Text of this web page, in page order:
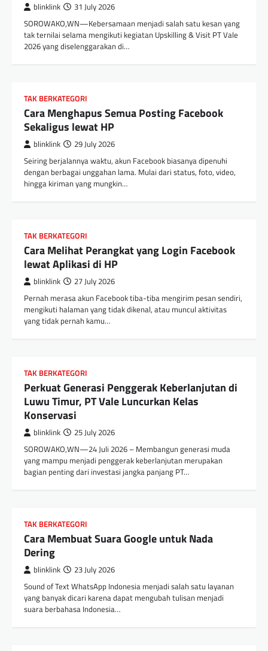
blinklink 31 July 2026
SOROWAKO,WN—Kebersamaan menjadi salah satu kesan yang
tak ternilai selama mengikuti kegiatan Upskilling & Visit PT Vale
2026 yang diselenggarakan di…
TAK BERKATEGORI
Cara Menghapus Semua Posting Facebook
Sekaligus lewat HP
blinklink 29 July 2026
Seiring berjalannya waktu, akun Facebook biasanya dipenuhi
dengan berbagai unggahan lama. Mulai dari status, foto, video,
hingga kiriman yang mungkin…
TAK BERKATEGORI
Cara Melihat Perangkat yang Login Facebook
lewat Aplikasi di HP
blinklink 27 July 2026
Pernah merasa akun Facebook tiba-tiba mengirim pesan sendiri,
mengikuti halaman yang tidak dikenal, atau muncul aktivitas
yang tidak pernah kamu…
TAK BERKATEGORI
Perkuat Generasi Penggerak Keberlanjutan di
Luwu Timur, PT Vale Luncurkan Kelas
Konservasi
blinklink 25 July 2026
SOROWAKO,WN—24 Juli 2026 – Membangun generasi muda
yang mampu menjadi penggerak keberlanjutan merupakan
bagian penting dari investasi jangka panjang PT…
TAK BERKATEGORI
Cara Membuat Suara Google untuk Nada
Dering
blinklink 23 July 2026
Sound of Text WhatsApp Indonesia menjadi salah satu layanan
yang banyak dicari karena dapat mengubah tulisan menjadi
suara berbahasa Indonesia…